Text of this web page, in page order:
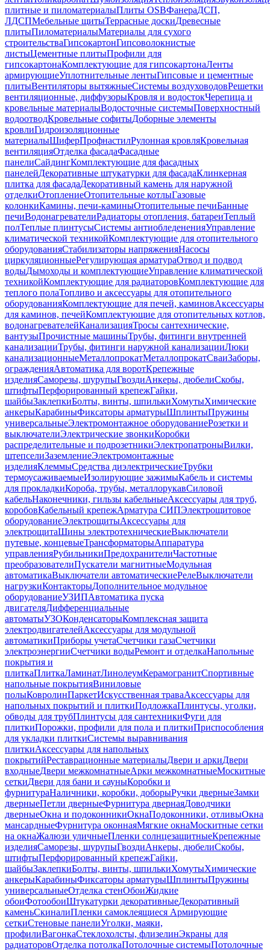
плитные и пиломатериалыПлиты OSBФанераДСП,
ЛДСПМебельные щитыТеррасные доскиДревесные
плитыПиломатериалыМатериалы для сухого
строительстваГипсокартонГипсоволокнистые
листыЦементные плитыПрофили для
гипсокартонаКомплектующие для гипсокартонаЛенты
армирующиеУплотнительные лентыГипсовые и цементные
плитыВентиляторы вытяжныеСистемы воздуховодовРешетки
вентиляционные, диффузорыКровля и водостокЧерепица и
кровельные материалыВодосточные системыПоверхностный
водоотводКровельные софитыДоборные элементы
кровлиГидроизоляционные
материалыШиферПрофнастилРулонная кровляКровельная
вентиляцияОтделка фасадаФасадные
панелиСайдингКомплектующие для фасадных
панелейДекоративные штукатурки для фасадаКлинкерная
плитка для фасадаДекоративный камень для наружной
отделкиОтоплениеОтопительные котлыГазовые
колонкиКамины, печи-каминыОтопительные печиБанные
печиВодонагревателиРадиаторы отопления, батареиТеплый
полТеплые плинтусыСистемы антиобледененияУправление
климатической техникойКомплектующие для отопительного
оборудованияСтабилизаторы напряженияНасосы
циркуляционныеРегулирующая арматураОтвод и подвод
водыДымоходы и комплектующиеУправление климатической
техникойКомплектующие для радиаторовКомплектующие для
теплого полаТопливо и аксессуары для отопительного
оборудованияКомплектующие для печей, каминовАксессуары
для каминов, печейКомплектующие для отопительных котлов,
водонагревателейКанализацияТросы сантехнические,
вантузыПрочистные машиныТрубы, фитинги внутренней
канализацииТрубы, фитинги наружной канализацииЛюки
канализационныеМеталлопрокатМеталлопрокатСваиЗаборы,
огражденияАвтоматика для воротКрепежные
изделияСаморезы, шурупыГвоздиАнкеры, дюбелиСкобы,
штифтыПерфорированный крепежГайки,
шайбыЗаклепкиБолты, винты, шпилькиХомутыХимические
анкерыКарабиныФиксаторы арматурыШплинтыПружины
универсальныеЭлектромонтажное оборудованиеРозетки и
выключателиЭлектрические звонкиКоробки
распределительные и подрозетникиЭлектропатроныВилки,
штепселиЗаземлениеЭлектромонтажные
изделияКлеммыСредства диэлектрическиеТрубки
термоусаживаемыеИзолирующие зажимыКабель и системы
для прокладкиКороба, трубы, металлорукавСиловой
кабельНаконечники, гильзы кабельныеАксессуары для труб,
коробовКабельный крепежАрматура СИПЭлектрощитовое
оборудованиеЭлектрощитыАксессуары для
электрощитаШины электротехническиеВыключатели
путевые, концевыеТрансформаторыАппаратура
управленияРубильникиПредохранителиЧастотные
преобразователиПускатели магнитныеМодульная
автоматикаВыключатели автоматическиеРелеВыключатели
нагрузкиКонтакторыДополнительное модульное
оборудованиеУЗИПАвтоматика пуска
двигателяДифференциальные
автоматыУЗОКонденсаторыКомплексная защита
электродвигателейАксессуары для модульной
автоматикиПриборы учетаСчетчики газаСчетчики
электроэнергииСчетчики водыРемонт и отделкаНапольные
покрытия и
плиткаПлиткаЛаминатЛинолеумКерамогранитСпортивные
напольные покрытияВиниловые
полыКовролинПаркетИскусственная траваАксессуары для
напольных покрытий и плиткиПодложкаПлинтусы, уголки,
обводы для трубПлинтусы для сантехникиФуги для
плиткиПорожки, профили для пола и плиткиПриспособления
для укладки плиткиСистемы выравнивания
плиткиАксессуары для напольных
покрытийРеставрационные материалыДвери и аркиДвери
входныеДвери межкомнатныеАрки межкомнатныеМоскитные
сеткиДвери для бани и сауныКоробки и
фурнитураНаличники, коробки, доборыРучки дверныеЗамки
дверныеПетли дверныеФурнитура двернаяДоводчики
дверныеОкна и подоконникиОкнаПодоконники, отливыОкна
мансардныеФурнитура оконнаяМягкие окнаМоскитные сетки
на окнаЖалюзи уличныеПленки солнцезащитныеКрепежные
изделияСаморезы, шурупыГвоздиАнкеры, дюбелиСкобы,
штифтыПерфорированный крепежГайки,
шайбыЗаклепкиБолты, винты, шпилькиХомутыХимические
анкерыКарабиныФиксаторы арматурыШплинтыПружины
универсальныеОтделка стенОбоиЖидкие
обоиФотообоиШтукатурки декоративныеДекоративный
каменьСкиналиПленки самоклеящиеся Армирующие
сеткиСтеновые панелиУголки, маяки,
профилиВагонкаСтеклохолсты, флизелинЭкраны для
радиаторовОтделка потолкаПотолочные системыПотолочные